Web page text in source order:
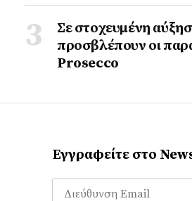
Σε στοχευμένη
προσβλέπουν οι
Prosecco
Εγγραφείτε στο